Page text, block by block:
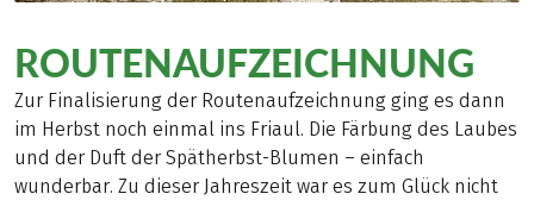
ROUTENAUFZEICHNUNG
Zur Finalisierung der Routenaufzeichnung ging es dann
im Herbst noch einmal ins Friaul. Die Färbung des Laubes
und der Duft der Spätherbst-Blumen – einfach
wunderbar. Zu dieser Jahreszeit war es zum Glück nicht